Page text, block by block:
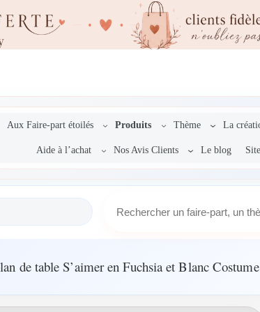
Aux Faire-part étoilés Produits Thème La
Aide à l’achat Nos Avis Clients Le blog
h
N°9.8 – plan de table S’aimer en Fuchsia et Blanc Costume